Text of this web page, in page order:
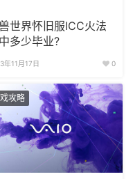
世界怀旧服ICC火法
多少毕业?
年11月17日 0
攻略